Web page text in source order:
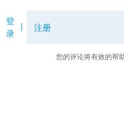
登
录
注册
您的评论将有效的帮